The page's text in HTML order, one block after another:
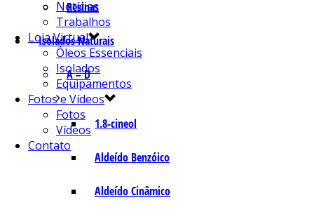
Resinas
Isolados Naturais
A – D
1.8-cineol
Aldeído Benzóico
Aldeído Cinâmico
Notícias
Trabalhos
Loja Virtual
Óleos Essenciais
Isolados
Equipamentos
Fotos e Vídeos
Fotos
Vídeos
Contato